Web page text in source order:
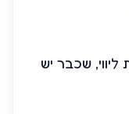
שכבר יש